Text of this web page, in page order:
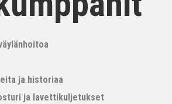
ja historiaa
ja lavettikuljetukset